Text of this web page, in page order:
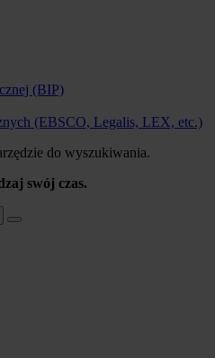
(BIP)
(EBSCO, Legalis, LEX, etc.)
do wyszukiwania.
swój czas.